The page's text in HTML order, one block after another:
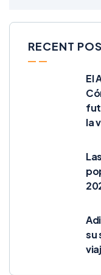
RECENT
El
la
su